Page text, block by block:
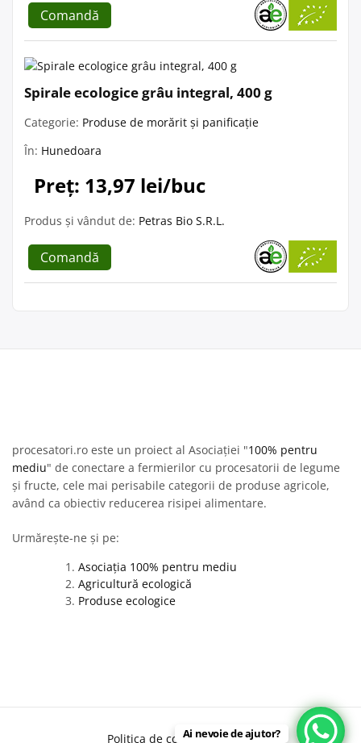
Comandă
Spirale ecologice grâu integral, 400 g
Categorie: Produse de morărit și panificație
În: Hunedoara
Preț: 13,97 lei/buc
Produs și vândut de: Petras Bio S.R.L.
Comandă
procesatori.ro este un proiect al Asociației "100% pentru
mediu" de conectare a fermierilor cu procesatorii de legume
și fructe, cele mai perisabile categorii de produse agricole,
având ca obiectiv reducerea risipei alimentare.
Urmărește-ne și pe:
Asociația 100% pentru mediu
Agricultură ecologică
Produse ecologice
Politica de confidențialitate
Ai nevoie de ajutor?